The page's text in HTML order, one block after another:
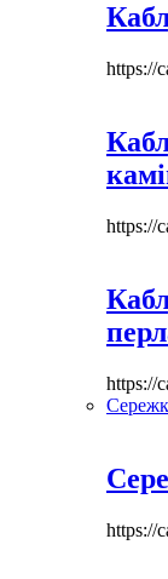
https://
https://
https://
https://